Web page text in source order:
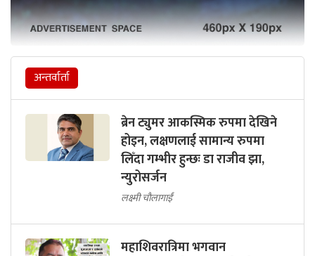
अन्तर्वार्ता
ब्रेन ट्युमर आकस्मिक रुपमा देखिने
होइन, लक्षणलाई सामान्य रुपमा
लिँदा गम्भीर हुन्छः डा राजीव झा,
न्युरोसर्जन
लक्ष्मी चौलागाईं
महाशिवरात्रिमा भगवान